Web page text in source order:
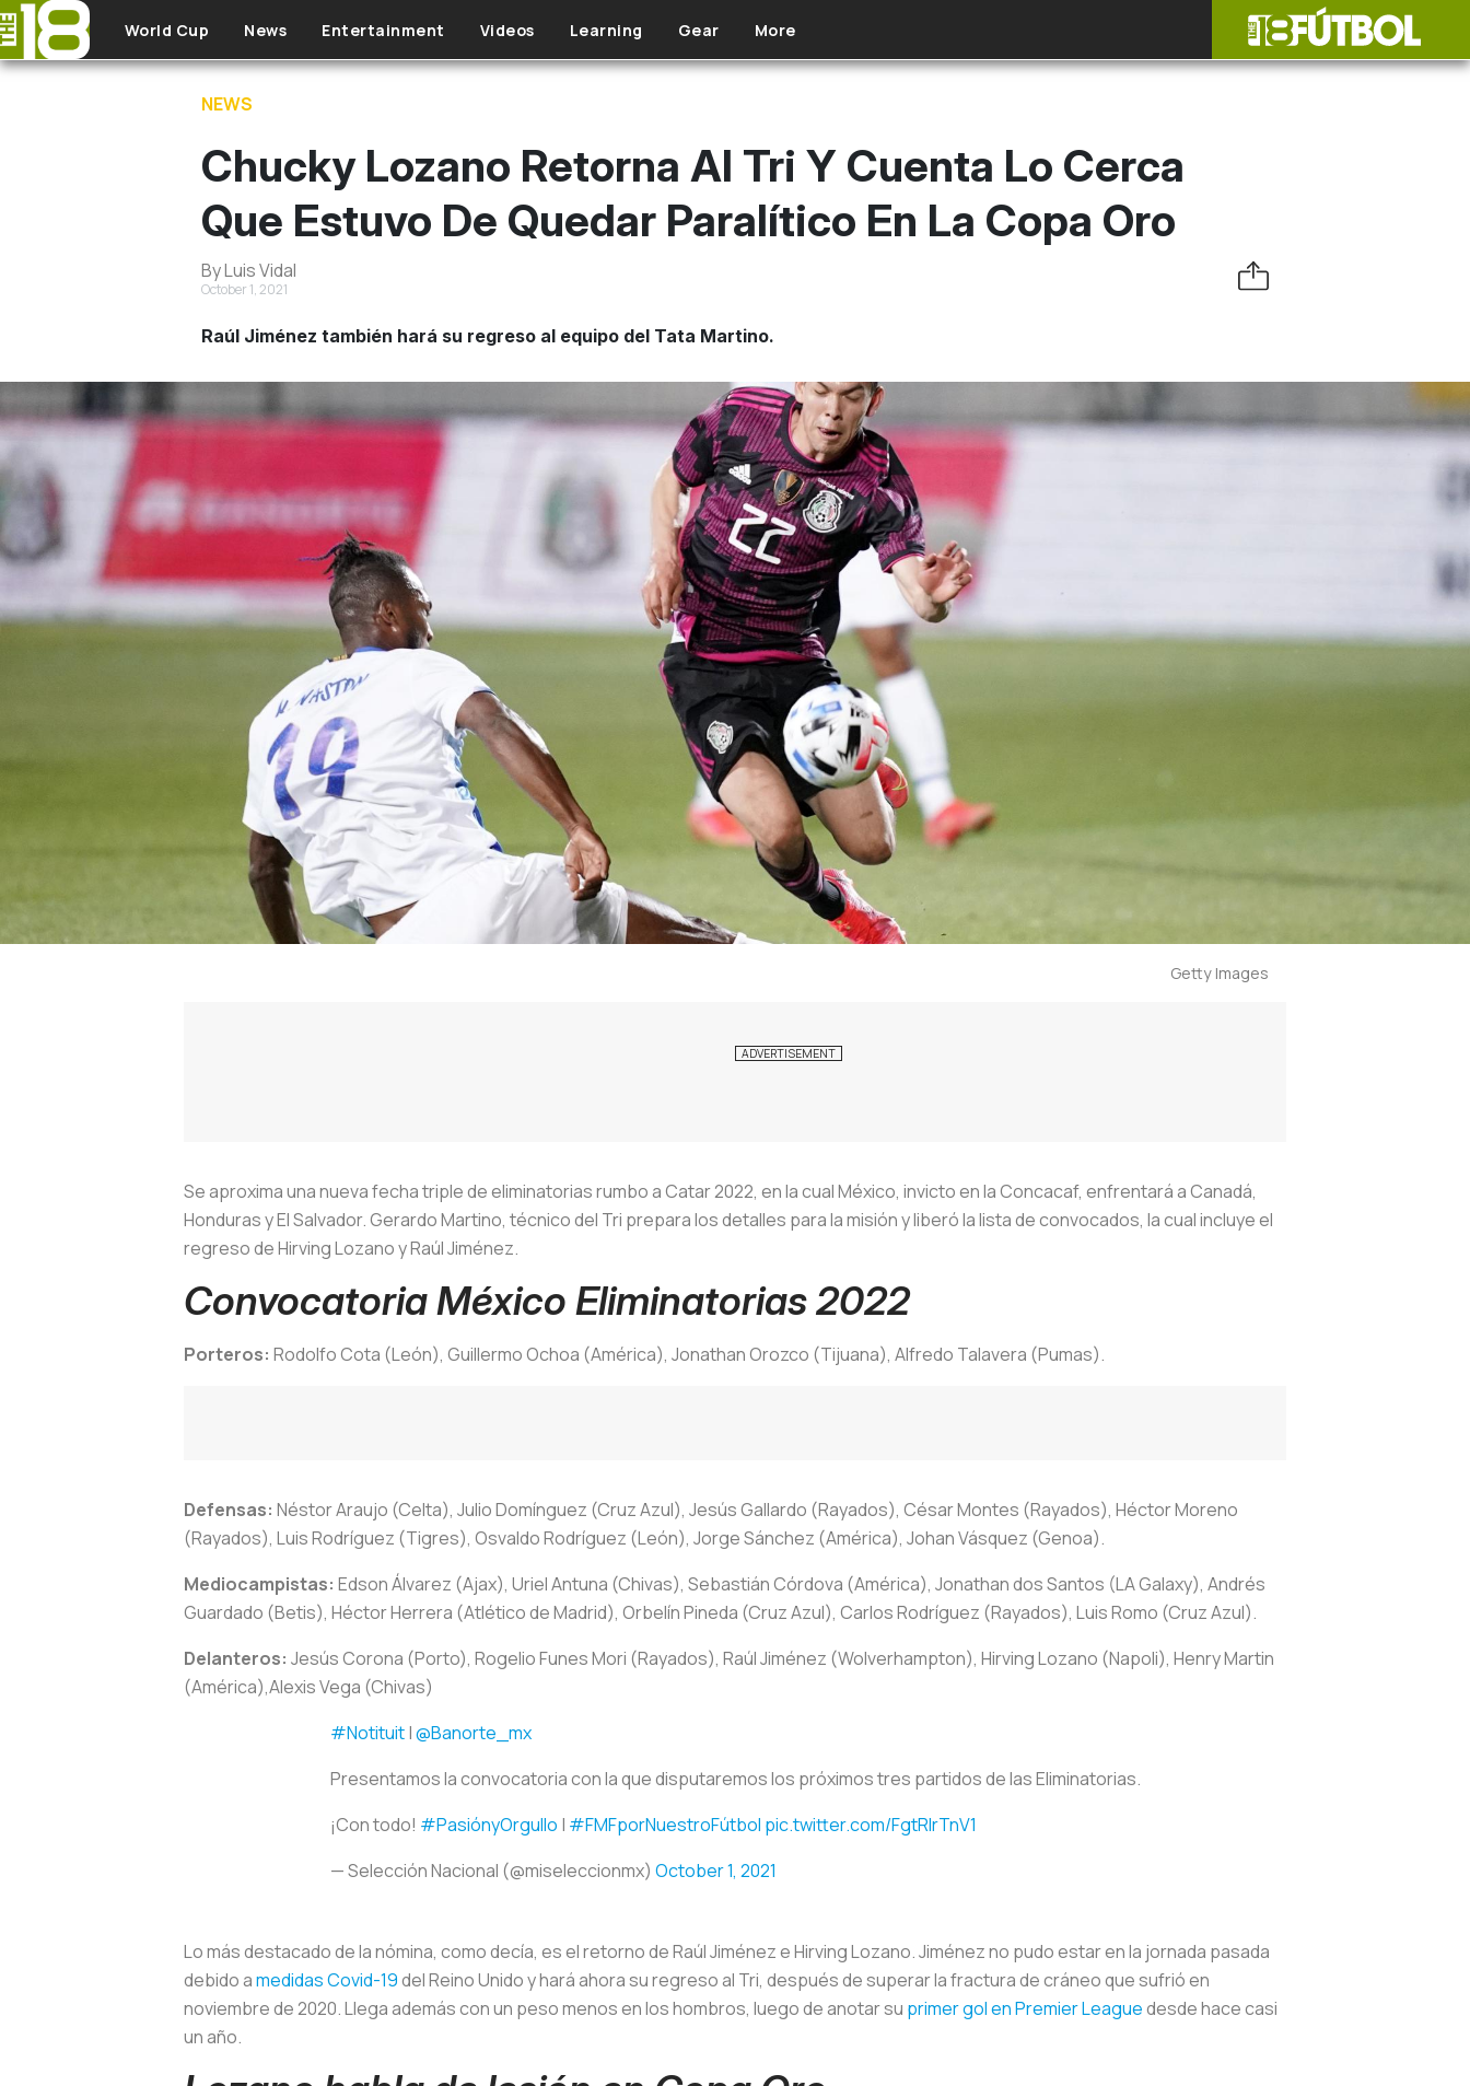
Skip to main content
World Cup News Entertainment Videos Learning Gear More
NEWS
Chucky Lozano Retorna Al Tri Y Cuenta Lo Cerca
Que Estuvo De Quedar Paralítico En La Copa Oro
By Luis Vidal
October 1, 2021
Raúl Jiménez también hará su regreso al equipo del Tata Martino.
Getty Images
Se aproxima una nueva fecha triple de eliminatorias rumbo a Catar 2022, en la cual México, invicto en la Concacaf, enfrentará a Canadá,
Honduras y El Salvador. Gerardo Martino, técnico del Tri prepara los detalles para la misión y liberó la lista de convocados, la cual incluye el
regreso de Hirving Lozano y Raúl Jiménez.
Convocatoria México Eliminatorias 2022
Porteros: Rodolfo Cota (León), Guillermo Ochoa (América), Jonathan Orozco (Tijuana), Alfredo Talavera (Pumas).
Defensas: Néstor Araujo (Celta), Julio Domínguez (Cruz Azul), Jesús Gallardo (Rayados), César Montes (Rayados), Héctor Moreno
(Rayados), Luis Rodríguez (Tigres), Osvaldo Rodríguez (León), Jorge Sánchez (América), Johan Vásquez (Genoa).
Mediocampistas: Edson Álvarez (Ajax), Uriel Antuna (Chivas), Sebastián Córdova (América), Jonathan dos Santos (LA Galaxy), Andrés
Guardado (Betis), Héctor Herrera (Atlético de Madrid), Orbelín Pineda (Cruz Azul), Carlos Rodríguez (Rayados), Luis Romo (Cruz Azul).
Delanteros: Jesús Corona (Porto), Rogelio Funes Mori (Rayados), Raúl Jiménez (Wolverhampton), Hirving Lozano (Napoli), Henry Martin
(América),Alexis Vega (Chivas)
#Notituit|@Banorte_mx
Presentamos la convocatoria con la que disputaremos los próximos tres partidos de las Eliminatorias.
¡Con todo! #PasiónyOrgullo | #FMFporNuestroFútbol pic.twitter.com/FgtRIrTnV1
— Selección Nacional (@miseleccionmx) October 1, 2021
Lo más destacado de la nómina, como decía, es el retorno de Raúl Jiménez e Hirving Lozano. Jiménez no pudo estar en la jornada pasada
debido amedidas Covid-19del Reino Unido y hará ahora su regreso al Tri, después de superar la fractura de cráneo que sufrió en
noviembre de 2020. Llega además con un peso menos en los hombros, luego de anotar su primer gol en Premier Leaguedesde hace casi
un año.